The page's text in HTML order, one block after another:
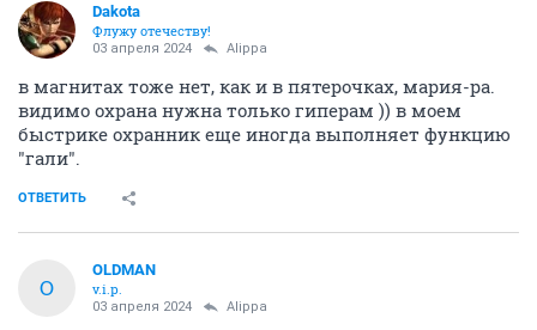
Dаkota
Флужу отечеству!
03 апреля 2024 Alippa
в магнитах тоже нет, как и в пятерочках, мария-ра.
видимо охрана нужна только гиперам )) в моем
быстрике охранник еще иногда выполняет функцию
"гали".
ОТВЕТИТЬ
O
OLDMAN
v.i.p.
03 апреля 2024 Alippa